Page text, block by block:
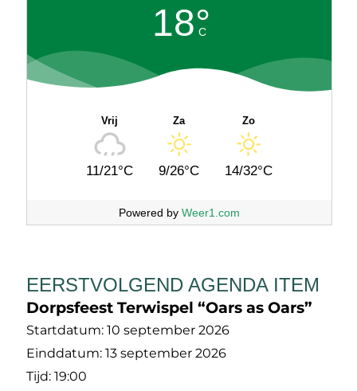
18°
C
Vrij
11/21°C
Za
9/26°C
Zo
14/32°C
Powered by Weer1.com
EERSTVOLGEND AGENDA ITEM
Dorpsfeest Terwispel “Oars as Oars”
Startdatum: 10 september 2026
Einddatum: 13 september 2026
Tijd: 19:00